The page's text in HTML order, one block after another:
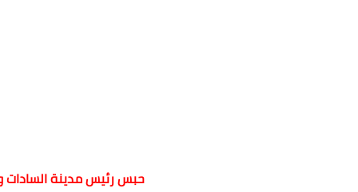
حبس رئيس مدينة السادات و٣ موظفين عمومين بمجلس